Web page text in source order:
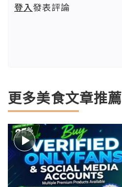
登入發表評論
更多美食文章推薦